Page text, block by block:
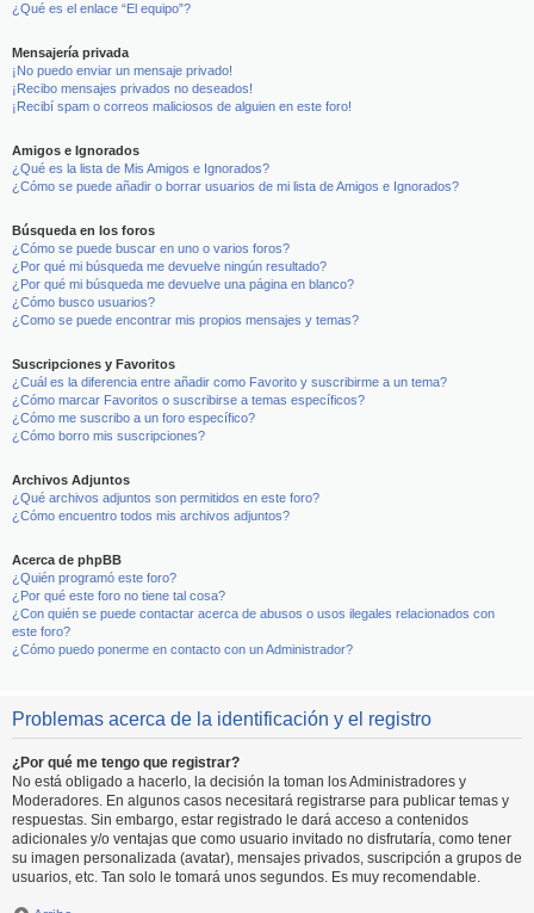
¿Qué es el enlace “El equipo”?
Mensajería privada
¡No puedo enviar un mensaje privado!
¡Recibo mensajes privados no deseados!
¡Recibí spam o correos maliciosos de alguien en este foro!
Amigos e Ignorados
¿Qué es la lista de Mis Amigos e Ignorados?
¿Cómo se puede añadir o borrar usuarios de mi lista de Amigos e Ignorados?
Búsqueda en los foros
¿Cómo se puede buscar en uno o varios foros?
¿Por qué mi búsqueda me devuelve ningún resultado?
¿Por qué mi búsqueda me devuelve una página en blanco?
¿Cómo busco usuarios?
¿Como se puede encontrar mis propios mensajes y temas?
Suscripciones y Favoritos
¿Cuál es la diferencia entre añadir como Favorito y suscribirme a un tema?
¿Cómo marcar Favoritos o suscribirse a temas específicos?
¿Cómo me suscribo a un foro específico?
¿Cómo borro mis suscripciones?
Archivos Adjuntos
¿Qué archivos adjuntos son permitidos en este foro?
¿Cómo encuentro todos mis archivos adjuntos?
Acerca de phpBB
¿Quién programó este foro?
¿Por qué este foro no tiene tal cosa?
¿Con quién se puede contactar acerca de abusos o usos ilegales relacionados con
este foro?
¿Cómo puedo ponerme en contacto con un Administrador?
Problemas acerca de la identificación y el registro
¿Por qué me tengo que registrar?
No está obligado a hacerlo, la decisión la toman los Administradores y
Moderadores. En algunos casos necesitará registrarse para publicar temas y
respuestas. Sin embargo, estar registrado le dará acceso a contenidos
adicionales y/o ventajas que como usuario invitado no disfrutaría, como tener
su imagen personalizada (avatar), mensajes privados, suscripción a grupos de
usuarios, etc. Tan solo le tomará unos segundos. Es muy recomendable.